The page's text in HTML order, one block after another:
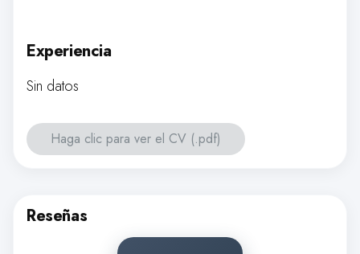
Experiencia
Sin datos
Haga clic para ver el CV (.pdf)
Reseñas